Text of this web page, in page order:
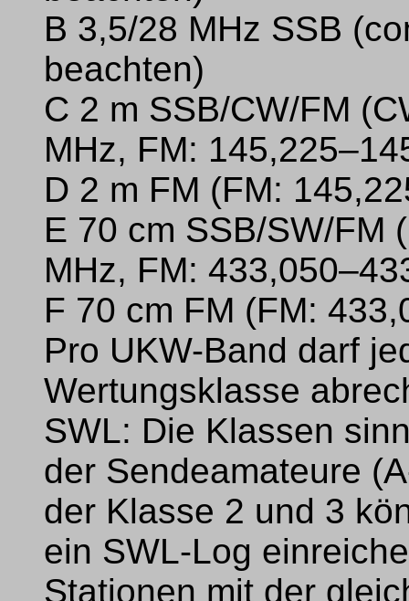
B 3,5/28 MHz SSB
beachten)
C 2 m SSB/CW/FM
MHz, FM:
D 2 m FM (FM:
E 70 cm SSB/SW/FM
MHz, FM:
F 70 cm FM (FM:
Pro UKW-Band darf
Wertungsklasse
SWL: Die Klassen
der Sendeamateure
der Klasse 2 und 3
ein SWL-Log
Stationen mit der